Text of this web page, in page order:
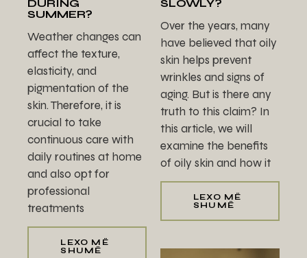
DURING
SUMMER?
Weather changes can
affect the texture,
elasticity, and
pigmentation of the
skin. Therefore, it is
crucial to take
continuous care with
daily routines at home
and also opt for
professional
treatments
LEXO MË
SHUMË
SLOWLY?
Over the years, many
have believed that oily
skin helps prevent
wrinkles and signs of
aging. But is there any
truth to this claim? In
this article, we will
examine the benefits
of oily skin and how it
LEXO MË
SHUMË